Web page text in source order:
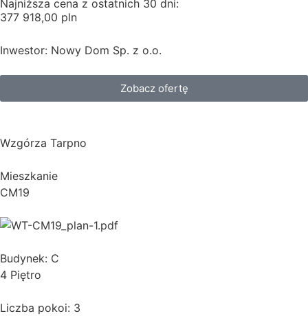
Najniższa cena z ostatnich 30 dni:
377 918,00 pln
Inwestor: Nowy Dom Sp. z o.o.
Zobacz ofertę
Wzgórza Tarpno
Mieszkanie
CM19
Budynek: C
4 Piętro
Liczba pokoi: 3